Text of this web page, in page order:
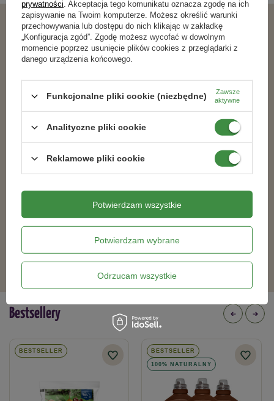
Podobne produkty
Pałeczki nawozowe do roślin
kwitnących 40 szt.
Nawóz płynny do storczyków Moc
Kwiatów 0,5 l
13,19 zł
Bestsellery
BESTSELLER BESTSELLER
100% NATURALNY
prywatności . Akceptacja tego komunikatu oznacza zgodę na ich
zapisywanie na Twoim komputerze. Możesz określić warunki
przechowywania lub dostępu do nich klikając w zakładkę
„Konfiguracja zgód”. Zgodę możesz wycofać w dowolnym
momencie poprzez usunięcie plików cookies z przeglądarki z
danego urządzenia końcowego.
Funkcjonalne pliki cookie (niezbędne)
Zawsze
aktywne
Analityczne pliki cookie
Reklamowe pliki cookie
Potwierdzam wybrane
Odrzucam wszystkie
Potwierdzam wszystkie